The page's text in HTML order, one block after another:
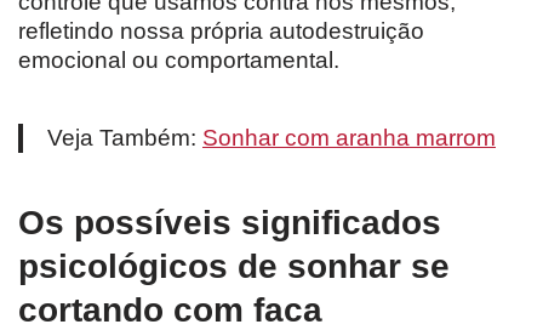
refletindo nossa própria autodestruição
emocional ou comportamental.
Veja Também: Sonhar com aranha marrom
Os possíveis significados
psicológicos de sonhar se
cortando com faca